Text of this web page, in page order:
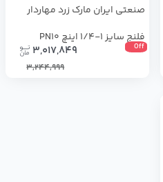
صنعتی ایران مارک زرد مهاردار
فلنج سایز 1-1/4 اینچ PN10
Off
3,017,849
3,244,999